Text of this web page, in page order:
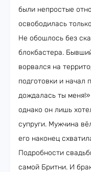
были непростые
освободилась
Не обошлось без
блокбастера.
ворвался на
подготовки и начал
дождалась ты
однако он лишь
супруги. Мужчина
его наконец
Подробности
самой Бритни. И